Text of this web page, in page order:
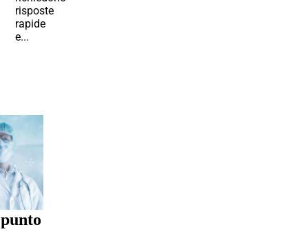
risposte
rapide
e...